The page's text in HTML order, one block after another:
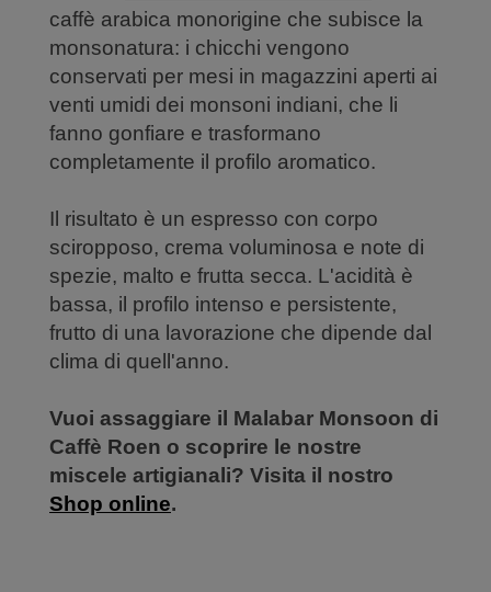
caffè arabica monorigine che subisce la
monsonatura: i chicchi vengono
conservati per mesi in magazzini aperti ai
venti umidi dei monsoni indiani, che li
fanno gonfiare e trasformano
completamente il profilo aromatico.
Il risultato è un espresso con corpo
sciropposo, crema voluminosa e note di
spezie, malto e frutta secca. L'acidità è
bassa, il profilo intenso e persistente,
frutto di una lavorazione che dipende dal
clima di quell'anno.
Vuoi assaggiare il Malabar Monsoon di
Caffè Roen o scoprire le nostre
miscele artigianali? Visita il nostro
Shop online.